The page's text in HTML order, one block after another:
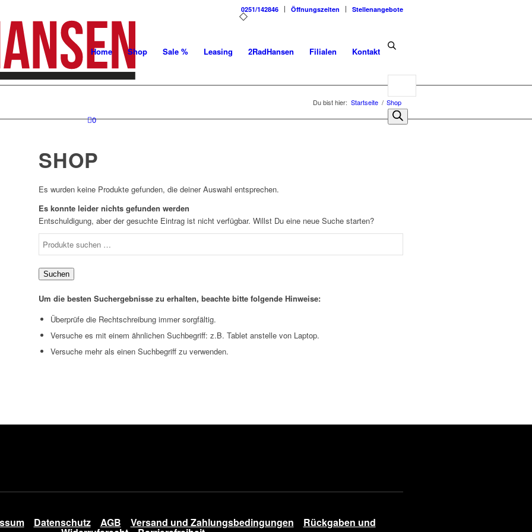
0251/142846 Öffnungszeiten Stellenangebote
Home Shop Sale % Leasing 2RadHansen Filialen Kontakt
Products
search
0
Du bist hier: Startseite / Shop
SHOP
Es wurden keine Produkte gefunden, die deiner Auswahl entsprechen.
Es konnte leider nichts gefunden werden
Entschuldigung, aber der gesuchte Eintrag ist nicht verfügbar. Willst Du eine neue Suche starten?
Suchen
Um die besten Suchergebnisse zu erhalten, beachte bitte folgende Hinweise:
Überprüfe die Rechtschreibung immer sorgfältig.
Versuche es mit einem ähnlichen Suchbegriff: z.B. Tablet anstelle von Laptop.
Versuche mehr als einen Suchbegriff zu verwenden.
Datenschutz AGB Versand und Zahlungsbedingungen Rückgaben und